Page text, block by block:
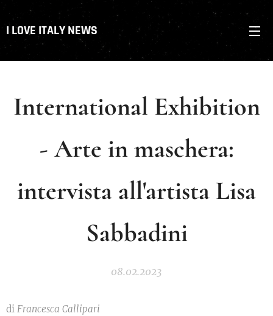
I LOVE ITALY NEWS
International Exhibition
- Arte in maschera:
intervista all'artista Lisa
Sabbadini
08.02.2023
di Francesca Callipari